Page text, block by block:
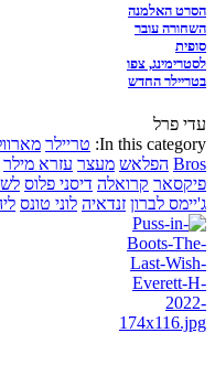
הסרט האלמנה
השחורה עובר
סופית
לסטרימינג, צפו
בטריילר החדש
עדי פרל
In this category: טריילר
Bros הפלאש מעצר עזרא מילר
פיקסאר קרואלה דיסני פלוס
ג'יימס לברון זנדאיה לוני טונס